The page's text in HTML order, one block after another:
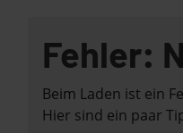
Fehler:
Beim Laden ist ein
Hier sind ein paar